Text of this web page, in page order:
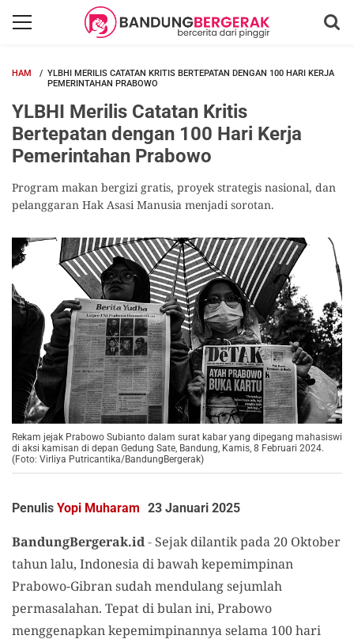
HAM
YLBHI MERILIS CATATAN KRITIS BERTEPATAN DENGAN 100 HARI KERJA
PEMERINTAHAN PRABOWO
YLBHI Merilis Catatan Kritis
Bertepatan dengan 100 Hari Kerja
Pemerintahan Prabowo
Program makan bergizi gratis, proyek strategis nasional, dan
pelanggaran Hak Asasi Manusia menjadi sorotan.
Rekam jejak Prabowo Subianto dalam surat kabar yang dipegang mahasiswi
di aksi kamisan di depan Gedung Sate, Bandung, Kamis, 8 Februari 2024.
(Foto: Virliya Putricantika/BandungBergerak)
Penulis Yopi Muharam 23 Januari 2025
BandungBergerak.id- Sejak dilantik pada 20 Oktober
tahun lalu, Indonesia di bawah kepemimpinan
Prabowo-Gibran sudah mendulang sejumlah
permasalahan. Tepat di bulan ini, Prabowo
menggenapkan kepemimpinannya selama 100 hari